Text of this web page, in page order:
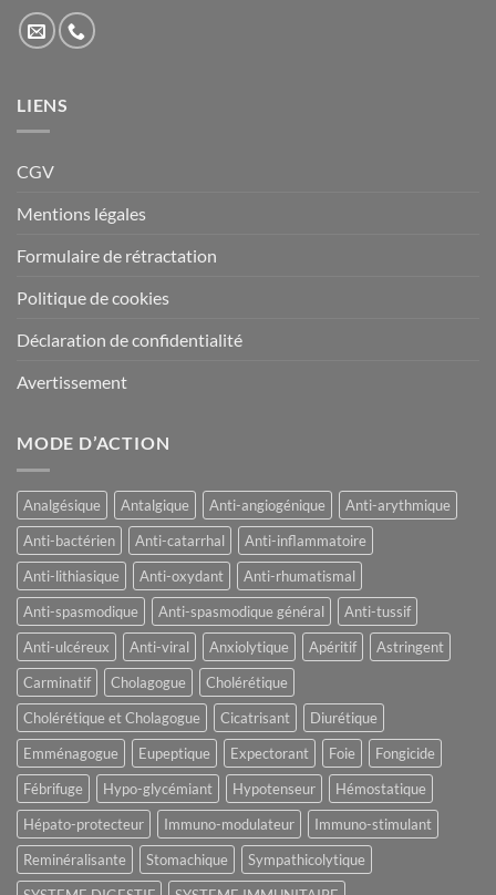
du
produit
LIENS
CGV
Mentions légales
Formulaire de rétractation
Politique de cookies
Déclaration de confidentialité
Avertissement
MODE D’ACTION
Analgésique Antalgique Anti-angiogénique
Anti-arythmique
Anti-bactérien
Anti-catarrhal
Anti-inflammatoire
Anti-lithiasique
Anti-oxydant
Anti-rhumatismal
Anti-spasmodique
Anti-spasmodique général
Anti-tussif
Anti-ulcéreux
Anti-viral Anxiolytique Apéritif
Astringent
Carminatif
Cholagogue
Cholérétique
Cholérétique et Cholagogue
Cicatrisant
Diurétique
Emménagogue
Eupeptique Expectorant Foie
Fongicide
Fébrifuge
Hypo-glycémiant Hypotenseur
Hémostatique
Hépato-protecteur
Immuno-modulateur
Immuno-stimulant
Reminéralisante
Stomachique
Sympathicolytique